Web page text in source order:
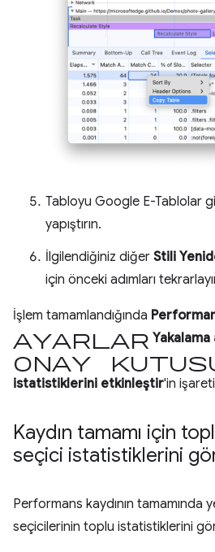
Tabloyu Google E-Tablolar
yapıştırın.
İlgilendiğiniz diğer Stili
için önceki adımları
İşlem tamamlandığında
ayarlar Yakalama
onay
istatistiklerini etkinleştir'in
Kaydın tamamı için
seçici istatistiklerini
Performans kaydının tamamında
seçicilerinin toplu istatistiklerini